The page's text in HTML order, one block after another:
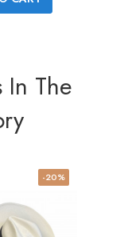
In The
-20%